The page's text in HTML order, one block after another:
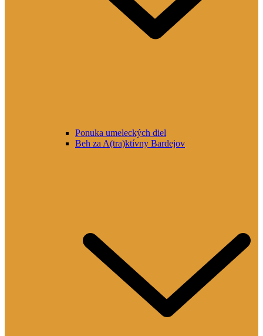
Ponuka umeleckých diel
Beh za A(tra)ktívny Bardejov